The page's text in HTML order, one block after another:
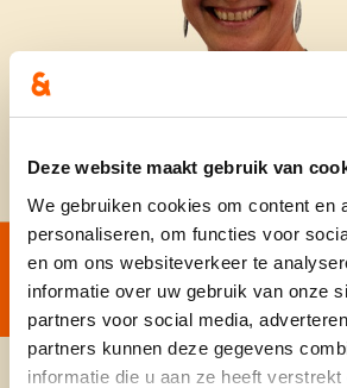
Deze website maakt gebruik van
We gebruiken cookies om content en
personaliseren, om functies voor
en om ons websiteverkeer te
informatie over uw gebruik van onze
partners voor social media,
partners kunnen deze gegevens
informatie die u aan ze heeft verstrekt